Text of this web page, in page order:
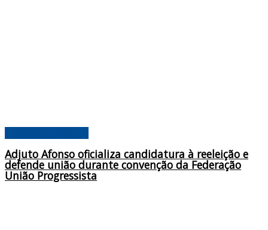
Adjuto Afonso oficializa candidatura à reeleição e
defende união durante convenção da Federação
União Progressista